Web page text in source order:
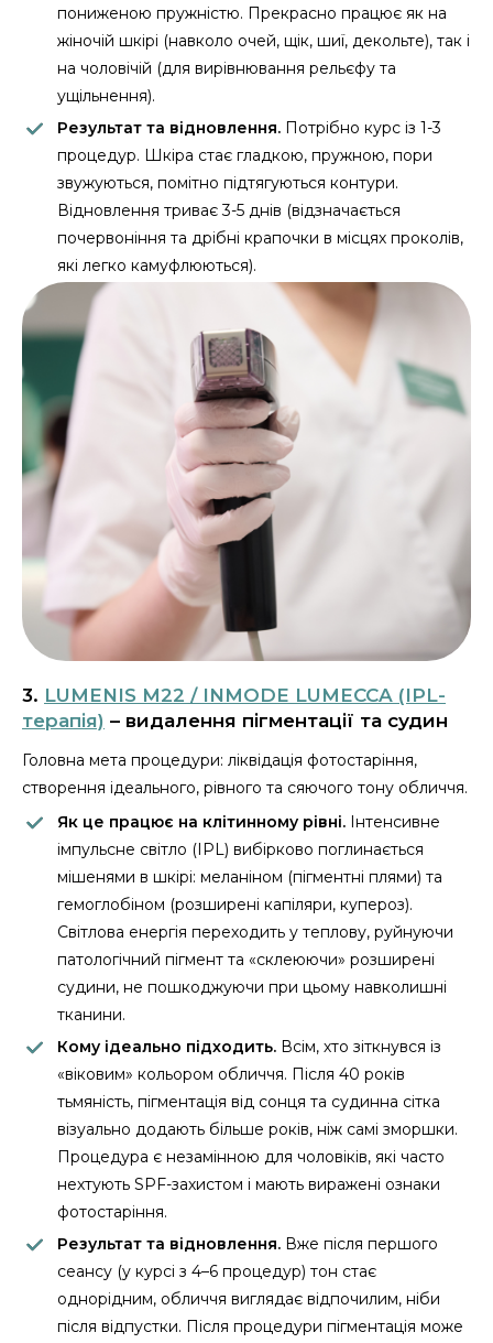
пониженою пружністю. Прекрасно працює як на
жіночій шкірі (навколо очей, щік, шиї, декольте), так і
на чоловічій (для вирівнювання рельєфу та
ущільнення).
Результат та відновлення. Потрібно курс із 1-3
процедур. Шкіра стає гладкою, пружною, пори
звужуються, помітно підтягуються контури.
Відновлення триває 3-5 днів (відзначається
почервоніння та дрібні крапочки в місцях проколів,
які легко камуфлюються).
3. LUMENIS M22 / INMODE LUMECCA (IPL-
терапія) – видалення пігментації та судин
Головна мета процедури: ліквідація фотостаріння,
створення ідеального, рівного та сяючого тону обличчя.
Як це працює на клітинному рівні. Інтенсивне
імпульсне світло (IPL) вибірково поглинається
мішенями в шкірі: меланіном (пігментні плями) та
гемоглобіном (розширені капіляри, купероз).
Світлова енергія переходить у теплову, руйнуючи
патологічний пігмент та «склеюючи» розширені
судини, не пошкоджуючи при цьому навколишні
тканини.
Кому ідеально підходить. Всім, хто зіткнувся із
«віковим» кольором обличчя. Після 40 років
тьмяність, пігментація від сонця та судинна сітка
візуально додають більше років, ніж самі зморшки.
Процедура є незамінною для чоловіків, які часто
нехтують SPF-захистом і мають виражені ознаки
фотостаріння.
Результат та відновлення. Вже після першого
сеансу (у курсі з 4–6 процедур) тон стає
однорідним, обличчя виглядає відпочилим, ніби
після відпустки. Після процедури пігментація може